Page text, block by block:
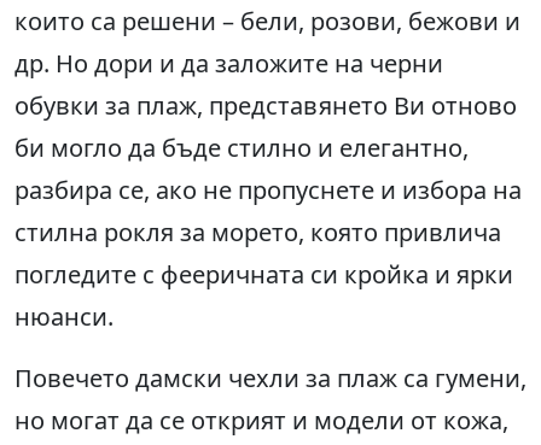
които са решени – бели, розови, бежови и
др. Но дори и да заложите на черни
обувки за плаж, представянето Ви отново
би могло да бъде стилно и елегантно,
разбира се, ако не пропуснете и избора на
стилна рокля за морето, която привлича
погледите с фееричната си кройка и ярки
нюанси.
Повечето дамски чехли за плаж са гумени,
но могат да се открият и модели от кожа,